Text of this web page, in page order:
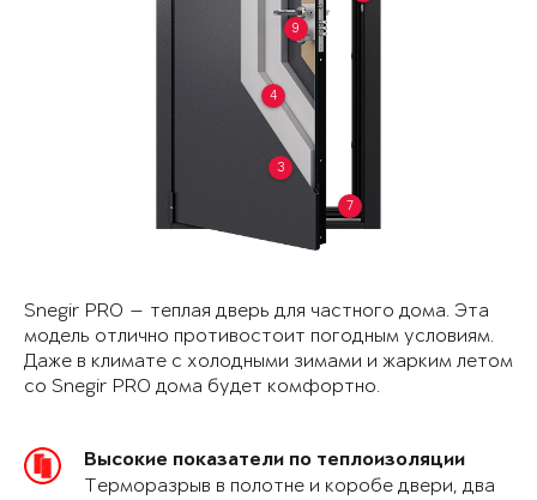
3
4
7
9
Snegir PRO — теплая дверь для частного дома. Эта
модель отлично противостоит погодным условиям.
Даже в климате с холодными зимами и жарким летом
со Snegir PRO дома будет комфортно.
Высокие показатели по теплоизоляции
Терморазрыв в полотне и коробе двери, два